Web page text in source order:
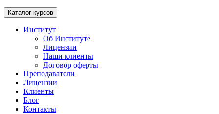
Каталог курсов
Институт
Об Институте
Лицензии
Наши клиенты
Договор оферты
Преподаватели
Лицензии
Клиенты
Блог
Контакты